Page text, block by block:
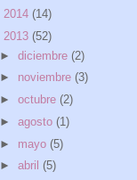
2014 (14)
2013 (52)
► diciembre (2)
► noviembre (3)
► octubre (2)
► agosto (1)
► mayo (5)
► abril (5)